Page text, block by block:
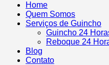
Home
Quem Somos
Serviços de Guincho
Guincho 24
Reboque 24
Blog
Contato